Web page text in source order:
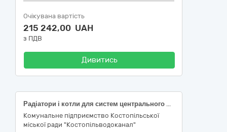
Очікувана вартість
215 242,00 UAH
з ПДВ
Дивитись
Радіатори і котли для систем центрального опалення та їх деталі КОД ДК 021:2015 - 44620000-2 (котел опалювальний твердопаливний)
Комунальне підприємство Костопільської
міської ради "Костопільводоканал"